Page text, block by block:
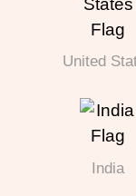
United
India